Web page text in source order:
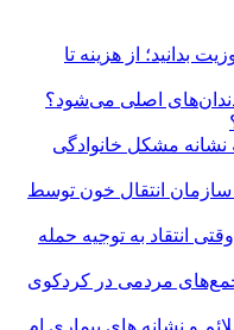
بدانید؛ از هزینه تا
دندان‌های اصلی می‌شود؟
نشانه مشکل خانوادگی
انتقال خون توسط
انتقاد به توجیه حمله
مردمی در کردکوی
و نشانه های بیماری ام